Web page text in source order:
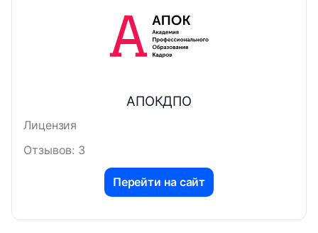
АПОКДПО
Лицензия
Отзывов: 3
Перейти на сайт